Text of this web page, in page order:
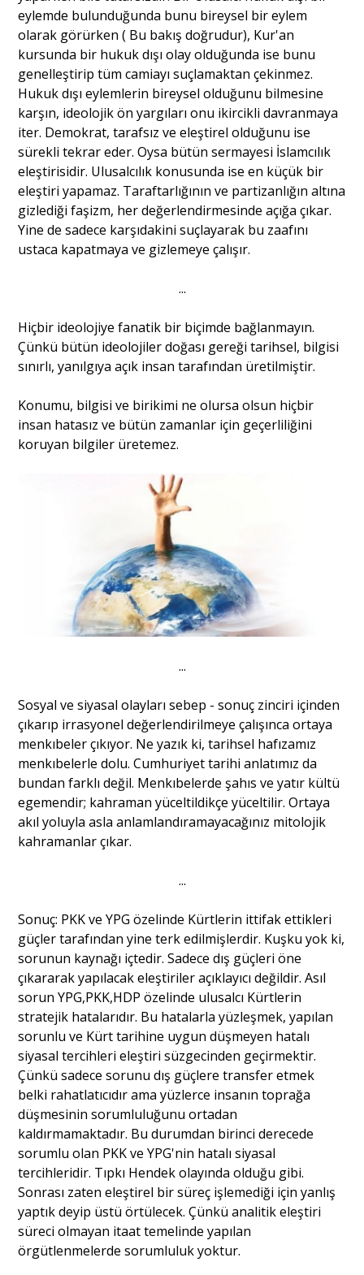
eylemde bulunduğunda bunu bireysel bir eylem
olarak görürken ( Bu bakış doğrudur), Kur'an
kursunda bir hukuk dışı olay olduğunda ise bunu
genelleştirip tüm camiayı suçlamaktan çekinmez.
Hukuk dışı eylemlerin bireysel olduğunu bilmesine
karşın, ideolojik ön yargıları onu ikircikli davranmaya
iter. Demokrat, tarafsız ve eleştirel olduğunu ise
sürekli tekrar eder. Oysa bütün sermayesi İslamcılık
eleştirisidir. Ulusalcılık konusunda ise en küçük bir
eleştiri yapamaz. Taraftarlığının ve partizanlığın altına
gizlediği faşizm, her değerlendirmesinde açığa çıkar.
Yine de sadece karşıdakini suçlayarak bu zaafını
ustaca kapatmaya ve gizlemeye çalışır.
...
Hiçbir ideolojiye fanatik bir biçimde bağlanmayın.
Çünkü bütün ideolojiler doğası gereği tarihsel, bilgisi
sınırlı, yanılgıya açık insan tarafından üretilmiştir.
Konumu, bilgisi ve birikimi ne olursa olsun hiçbir
insan hatasız ve bütün zamanlar için geçerliliğini
koruyan bilgiler üretemez.
...
Sosyal ve siyasal olayları sebep - sonuç zinciri içinden
çıkarıp irrasyonel değerlendirilmeye çalışınca ortaya
menkıbeler çıkıyor. Ne yazık ki, tarihsel hafızamız
menkıbelerle dolu. Cumhuriyet tarihi anlatımız da
bundan farklı değil. Menkıbelerde şahıs ve yatır kültü
egemendir; kahraman yüceltildikçe yüceltilir. Ortaya
akıl yoluyla asla anlamlandıramayacağınız mitolojik
kahramanlar çıkar.
...
Sonuç: PKK ve YPG özelinde Kürtlerin ittifak ettikleri
güçler tarafından yine terk edilmişlerdir. Kuşku yok ki,
sorunun kaynağı içtedir. Sadece dış güçleri öne
çıkararak yapılacak eleştiriler açıklayıcı değildir. Asıl
sorun YPG,PKK,HDP özelinde ulusalcı Kürtlerin
stratejik hatalarıdır. Bu hatalarla yüzleşmek, yapılan
sorunlu ve Kürt tarihine uygun düşmeyen hatalı
siyasal tercihleri eleştiri süzgecinden geçirmektir.
Çünkü sadece sorunu dış güçlere transfer etmek
belki rahatlatıcıdır ama yüzlerce insanın toprağa
düşmesinin sorumluluğunu ortadan
kaldırmamaktadır. Bu durumdan birinci derecede
sorumlu olan PKK ve YPG'nin hatalı siyasal
tercihleridir. Tıpkı Hendek olayında olduğu gibi.
Sonrası zaten eleştirel bir süreç işlemediği için yanlış
yaptık deyip üstü örtülecek. Çünkü analitik eleştiri
süreci olmayan itaat temelinde yapılan
örgütlenmelerde sorumluluk yoktur.